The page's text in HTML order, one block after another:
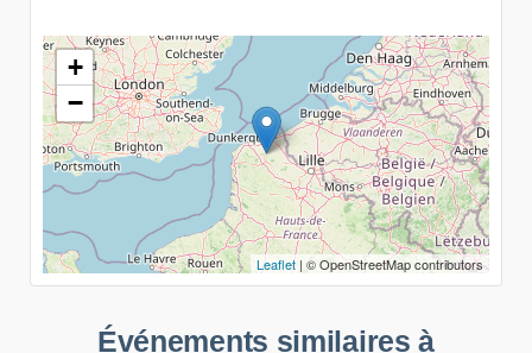
+
−
Leaflet | © OpenStreetMap contributors
Événements similaires à